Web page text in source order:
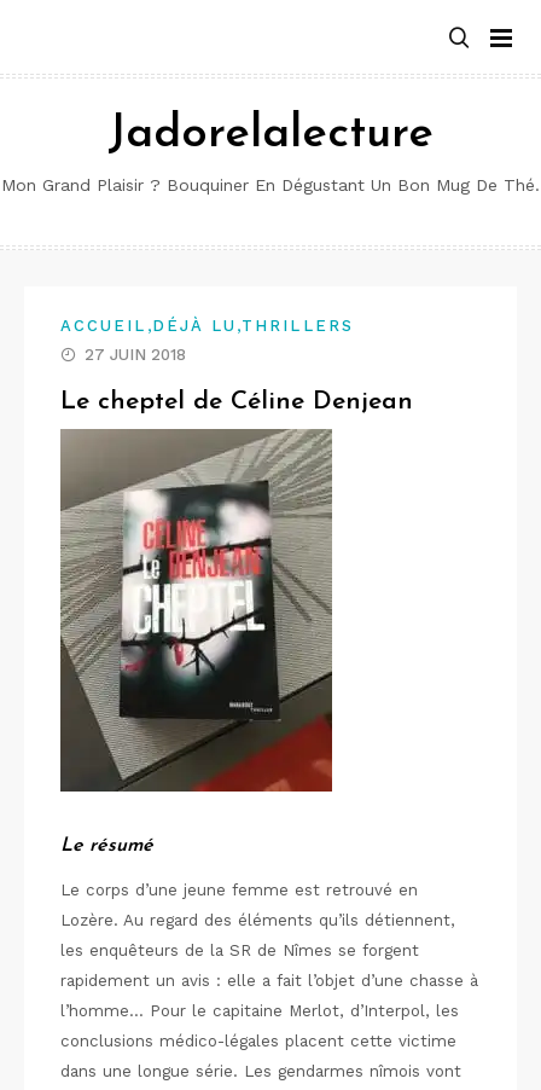
contenu
Jadorelalecture
Mon Grand Plaisir ? Bouquiner En Dégustant Un Bon Mug De Thé.
ACCUEIL ,DÉJÀ LU ,THRILLERS
27 JUIN 2018
Le cheptel de Céline Denjean
Le résumé
Le corps d’une jeune femme est retrouvé en
Lozère. Au regard des éléments qu’ils détiennent,
les enquêteurs de la SR de Nîmes se forgent
rapidement un avis : elle a fait l’objet d’une chasse à
l’homme… Pour le capitaine Merlot, d’Interpol, les
conclusions médico-légales placent cette victime
dans une longue série. Les gendarmes nîmois vont